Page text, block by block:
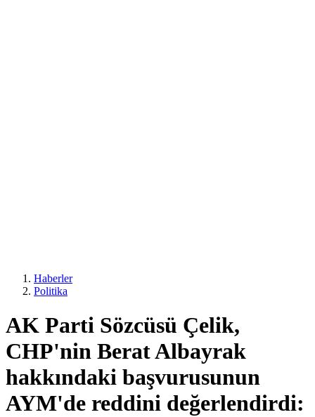
Haberler
Politika
AK Parti Sözcüsü Çelik,
CHP'nin Berat Albayrak
hakkındaki başvurusunun
AYM'de reddini değerlendirdi: